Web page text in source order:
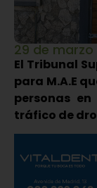
29 de
El Tribunal
para M.A.E
personas
tráfico de